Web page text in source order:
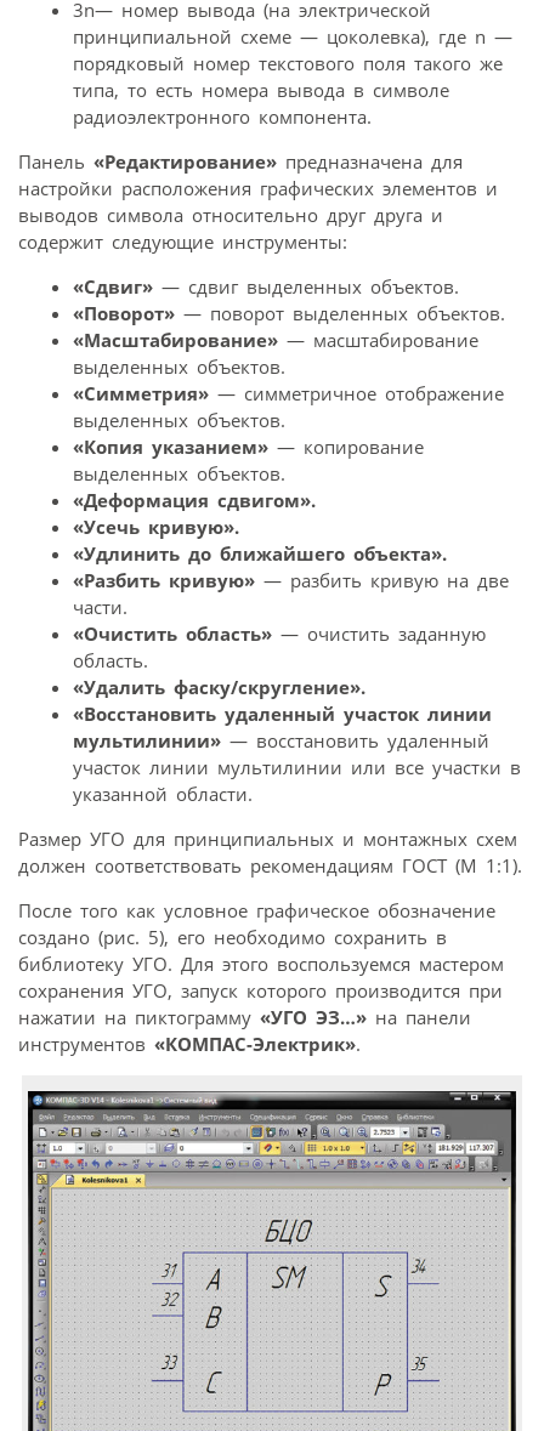
3n— номер вывода (на электрической
принципиальной схеме — цоколевка), где n —
порядковый номер текстового поля такого же
типа, то есть номера вывода в символе
радиоэлектронного компонента.
Панель «Редактирование» предназначена для
настройки расположения графических элементов и
выводов символа относительно друг друга и
содержит следующие инструменты:
«Сдвиг» — сдвиг выделенных объектов.
«Поворот» — поворот выделенных объектов.
«Масштабирование» — масштабирование
выделенных объектов.
«Симметрия» — симметричное отображение
выделенных объектов.
«Копия указанием» — копирование
выделенных объектов.
«Деформация сдвигом».
«Усечь кривую».
«Удлинить до ближайшего объекта».
«Разбить кривую» — разбить кривую на две
части.
«Очистить область» — очистить заданную
область.
«Удалить фаску/скругление».
«Восстановить удаленный участок линии
мультилинии» — восстановить удаленный
участок линии мультилинии или все участки в
указанной области.
Размер УГО для принципиальных и монтажных схем
должен соответствовать рекомендациям ГОСТ (М 1:1).
После того как условное графическое обозначение
создано (рис. 5), его необходимо сохранить в
библиотеку УГО. Для этого воспользуемся мастером
сохранения УГО, запуск которого производится при
нажатии на пиктограмму «УГО ЭЗ…» на панели
инструментов «КОМПАС-Электрик».